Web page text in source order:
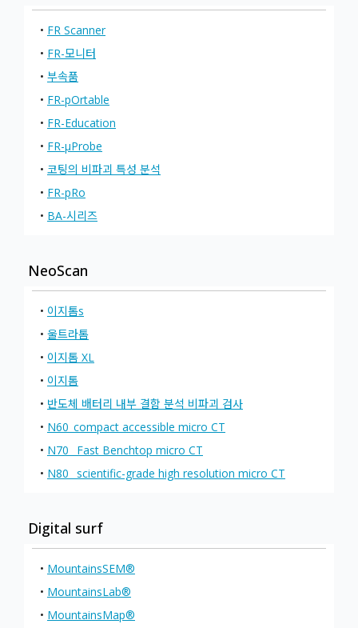
• FR Scanner
• FR-모니터
• 부속품
• FR-pOrtable
• FR-Education
• FR-μProbe
• 코팅의 비파괴 특성 분석
• FR-pRo
• BA-시리즈
NeoScan
• 이지톰s
• 울트라톰
• 이지톰 XL
• 이지톰
• 반도체 배터리 내부 결함 분석 비파괴 검사
• N60_compact accessible micro CT
• N70_ Fast Benchtop micro CT
• N80_ scientific-grade high resolution micro CT
Digital surf
• MountainsSEM®
• MountainsLab®
• MountainsMap®